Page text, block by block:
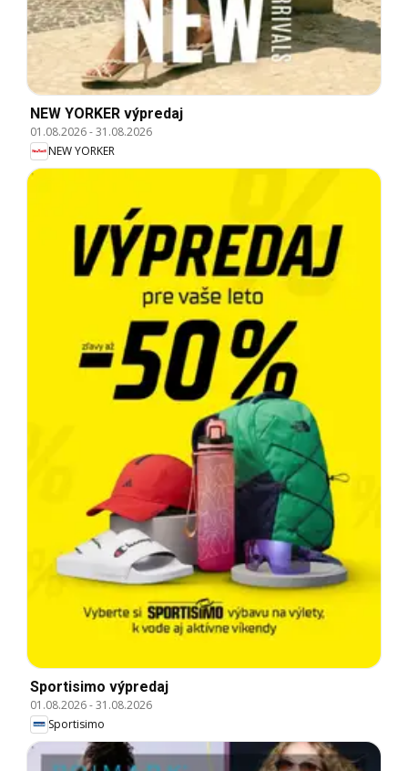
NEW YORKER výpredaj
01.08.2026-31.08.2026
NEW YORKER
Sportisimo výpredaj
01.08.2026-31.08.2026
Sportisimo